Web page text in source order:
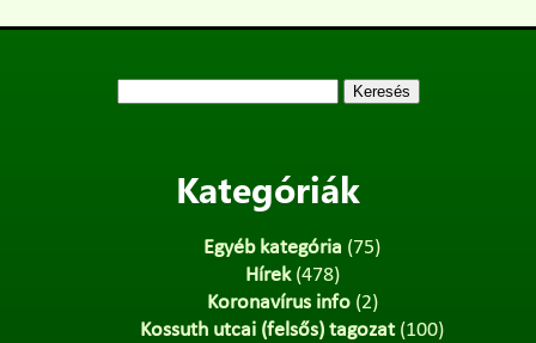
Kategóriák
Egyéb kategória (75)
Hírek(478)
Koronavírus info(2)
Kossuth utcai (felsős) tagozat(100)